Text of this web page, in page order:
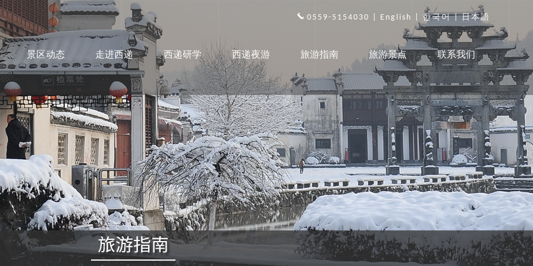
0559-5154030 | English 한국어|日本語
景区动态 走进西递 西递研学 西递夜游 旅游指南 旅游景点 联系我们